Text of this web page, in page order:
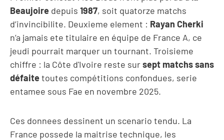
Beaujoire depuis 1987, soit quatorze matchs
d’invincibilite. Deuxieme element : Rayan Cherki
n’a jamais ete titulaire en équipe de France A, ce
jeudi pourrait marquer un tournant. Troisieme
chiffre : la Côte d'Ivoire reste sursept matchs sans
défaitetoutes compétitions confondues, serie
entamee sous Fae en novembre 2025.
Ces donnees dessinent un scenario tendu. La
France possede la maitrise technique, les